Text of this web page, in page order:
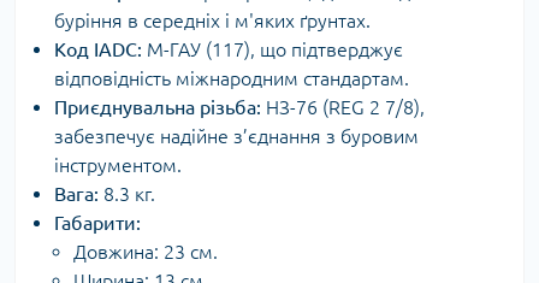
буріння в середніх і м'яких ґрунтах.
Код IADC: М-ГАУ (117), що підтверджує
відповідність міжнародним стандартам.
Приєднувальна різьба: НЗ-76 (REG 2 7/8),
забезпечує надійне з’єднання з буровим
інструментом.
Вага: 8.3 кг.
Габарити:
Довжина: 23 см.